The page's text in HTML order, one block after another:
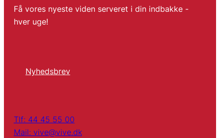
Få vores nyeste viden serveret i din indbakke -
hver uge!
Nyhedsbrev
Tlf: 44 45 55 00
Mail: vive@vive.dk